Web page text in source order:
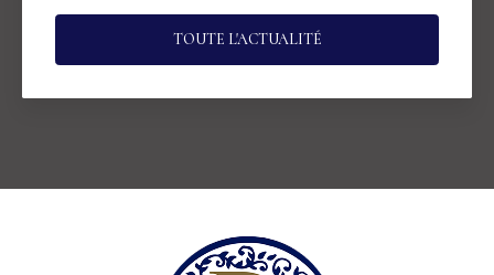
TOUTE L'ACTUALITÉ